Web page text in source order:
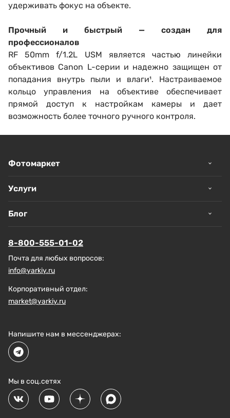
удерживать фокус на объекте.
Прочный и быстрый — создан для
профессионалов
RF 50mm f/1.2L USM является частью линейки
объективов Canon L-серии и надежно защищен от
попадания внутрь пыли и влаги¹. Настраиваемое
кольцо управления на объективе обеспечивает
прямой доступ к настройкам камеры и дает
возможность более точного ручного контроля.
Фотомаркет
Услуги
Блог
8-800-555-01-02
Почта для любых вопросов:
info@yarkiy.ru
Корпоративный отдел:
market@yarkiy.ru
Напишите нам в мессенджерах:
Мы в соц.сетях